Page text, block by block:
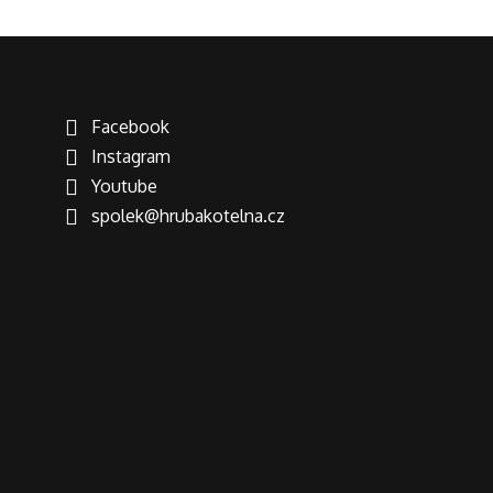
Facebook
Instagram
Youtube
spolek@hrubakotelna.cz